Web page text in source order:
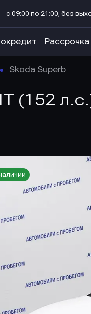
с 09:00 по 21:00, без
Рассрочка
Skoda Superb
(152